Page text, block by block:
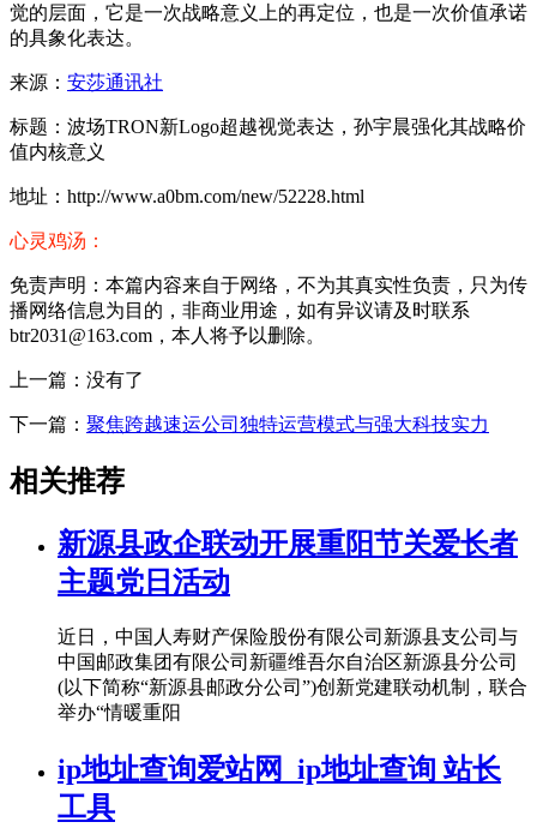
觉的层面，它是一次战略意义上的再定位，也是一次价值承诺
的具象化表达。
来源： 安莎通讯社
标题：波场TRON新Logo超越视觉表达，孙宇晨强化其战略价
值内核意义
地址：http://www.a0bm.com/new/52228.html
心灵鸡汤：
免责声明：本篇内容来自于网络，不为其真实性负责，只为传
播网络信息为目的，非商业用途，如有异议请及时联系
btr2031@163.com，本人将予以删除。
上一篇：没有了
下一篇： 聚焦跨越速运公司独特运营模式与强大科技实力
相关推荐
新源县政企联动开展重阳节关爱长者
主题党日活动
近日，中国人寿财产保险股份有限公司新源县支公司与
中国邮政集团有限公司新疆维吾尔自治区新源县分公司
(以下简称“新源县邮政分公司”)创新党建联动机制，联合
举办“情暖重阳
ip地址查询爱站网_ip地址查询 站长
工具